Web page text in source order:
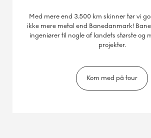
Med mere end 3.500 km skinner tør vi
ikke mere metal end Banedanmark!
ingeniører til nogle af landets største og
projekter.
Kom med på tour